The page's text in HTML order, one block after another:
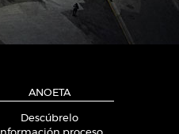
ANOETA
Descúbrelo